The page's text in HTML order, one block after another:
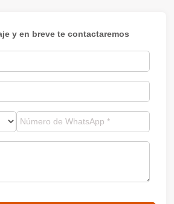
y en breve te contactaremos